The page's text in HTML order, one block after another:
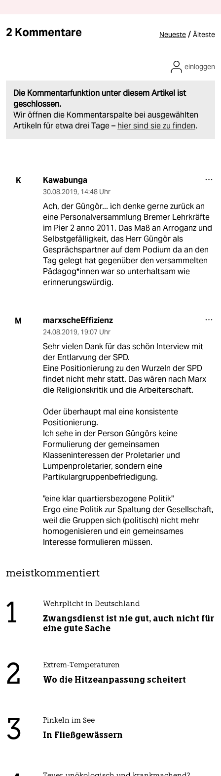
2 Kommentare Neueste / Älteste
Die Kommentarfunktion unter diesem Artikel ist
geschlossen.
Wir öffnen die Kommentarspalte bei ausgewählten
Artikeln für etwa drei Tage – hier sind sie zu finden.
einloggen
K Kawabunga
30.08.2019, 14:48 Uhr
Ach, der Güngör... ich denke gerne zurück an
eine Personalversammlung Bremer Lehrkräfte
im Pier 2 anno 2011. Das Maß an Arroganz und
Selbstgefälligkeit, das Herr Güngör als
Gesprächspartner auf dem Podium da an den
Tag gelegt hat gegenüber den versammelten
Pädagog*innen war so unterhaltsam wie
erinnerungswürdig.
M marxscheEffizienz
24.08.2019, 19:07 Uhr
Sehr vielen Dank für das schön Interview mit
der Entlarvung der SPD.
Eine Positionierung zu den Wurzeln der SPD
findet nicht mehr statt. Das wären nach Marx
die Religionskritik und die Arbeiterschaft.
Oder überhaupt mal eine konsistente
Positionierung.
Ich sehe in der Person Güngörs keine
Formulierung der gemeinsamen
Klasseninteressen der Proletarier und
Lumpenproletarier, sondern eine
Partikulargruppenbefriedigung.
"eine klar quartiersbezogene Politik"
Ergo eine Politik zur Spaltung der Gesellschaft,
weil die Gruppen sich (politisch) nicht mehr
homogenisieren und ein gemeinsames
Interesse formulieren müssen.
meistkommentiert
1 Wehrplicht in Deutschland
Zwangsdienst ist nie gut, auch nicht für
eine gute Sache
2 Extrem-Temperaturen
Wo die Hitzeanpassung scheitert
3 Pinkeln im See
In Fließgewässern